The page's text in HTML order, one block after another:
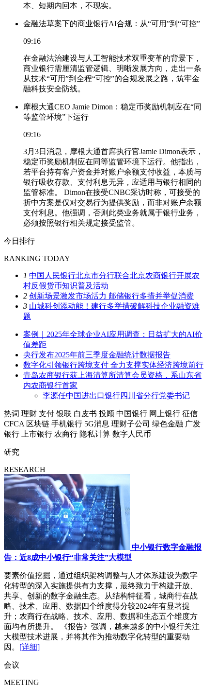
本、短期内回本，不现实。
金融法草案下的商业银行AI合规：从“可用”到“可控”
09:16
在金融法治建设与人工智能技术双重变革的背景下，
商业银行需厘清监管逻辑、明晰发展方向，走出一条
从技术“可用”到全程“可控”的合规发展之路，筑牢金
融科技安全防线。
摩根大通CEO Jamie Dimon：稳定币奖励机制应在“同
等监管环境”下运行
09:16
3月3日消息，摩根大通首席执行官Jamie Dimon表示，
稳定币奖励机制应在同等监管环境下运行。他指出，
若平台持有客户资金并对账户余额支付收益，本质与
银行吸收存款、支付利息无异，应适用与银行相同的
监管标准。 Dimon在接受CNBC采访时称，可接受的
折中方案是仅对交易行为提供奖励，而非对账户余额
支付利息。他强调，否则此类业务就属于银行业务，
必须按照银行相关规定接受监管。
今日排行
RANKING TODAY
1 中国人民银行北京市分行联合北京农商银行开展农
村反假货币知识普及活动
2 创新场景激发市场活力 邮储银行多措并举促消费
3 山城科创添动能！建行多举措破解科技企业融资难
题
案例｜2025年全球企业AI应用调查：日益扩大的AI价
值差距
央行发布2025年前三季度金融统计数据报告
数字化引领银行跨境支付 全力支撑实体经济跨境前行
青岛农商银行获上海清算所清算会员资格，系山东省
内农商银行首家
李源任中国进出口银行四川省分行党委书记
热词 理财 支付 银联 白皮书 投顾 中国银行 网上银行 征信
CFCA 区块链 手机银行 5G消息 理财子公司 绿色金融 广发
银行
上市银行 农商行 隐私计算 数字人民币
研究
RESEARCH
中小银行数字金融报
告：近8成中小银行“非常关注”大模型
要素价值挖掘，通过组织架构调整与人才体系建设为数字
化转型的深入实施提供有力支撑，最终致力于构建开放、
共享、创新的数字金融生态。从结构特征看，城商行在战
略、技术、应用、数据四个维度得分较2024年有显著提
升；农商行在战略、技术、应用、数据和生态五个维度方
面均有所提升。 《报告》强调，越来越多的中小银行关注
大模型技术进展，并将其作为推动数字化转型的重要动
因。 [详细]
会议
MEETING